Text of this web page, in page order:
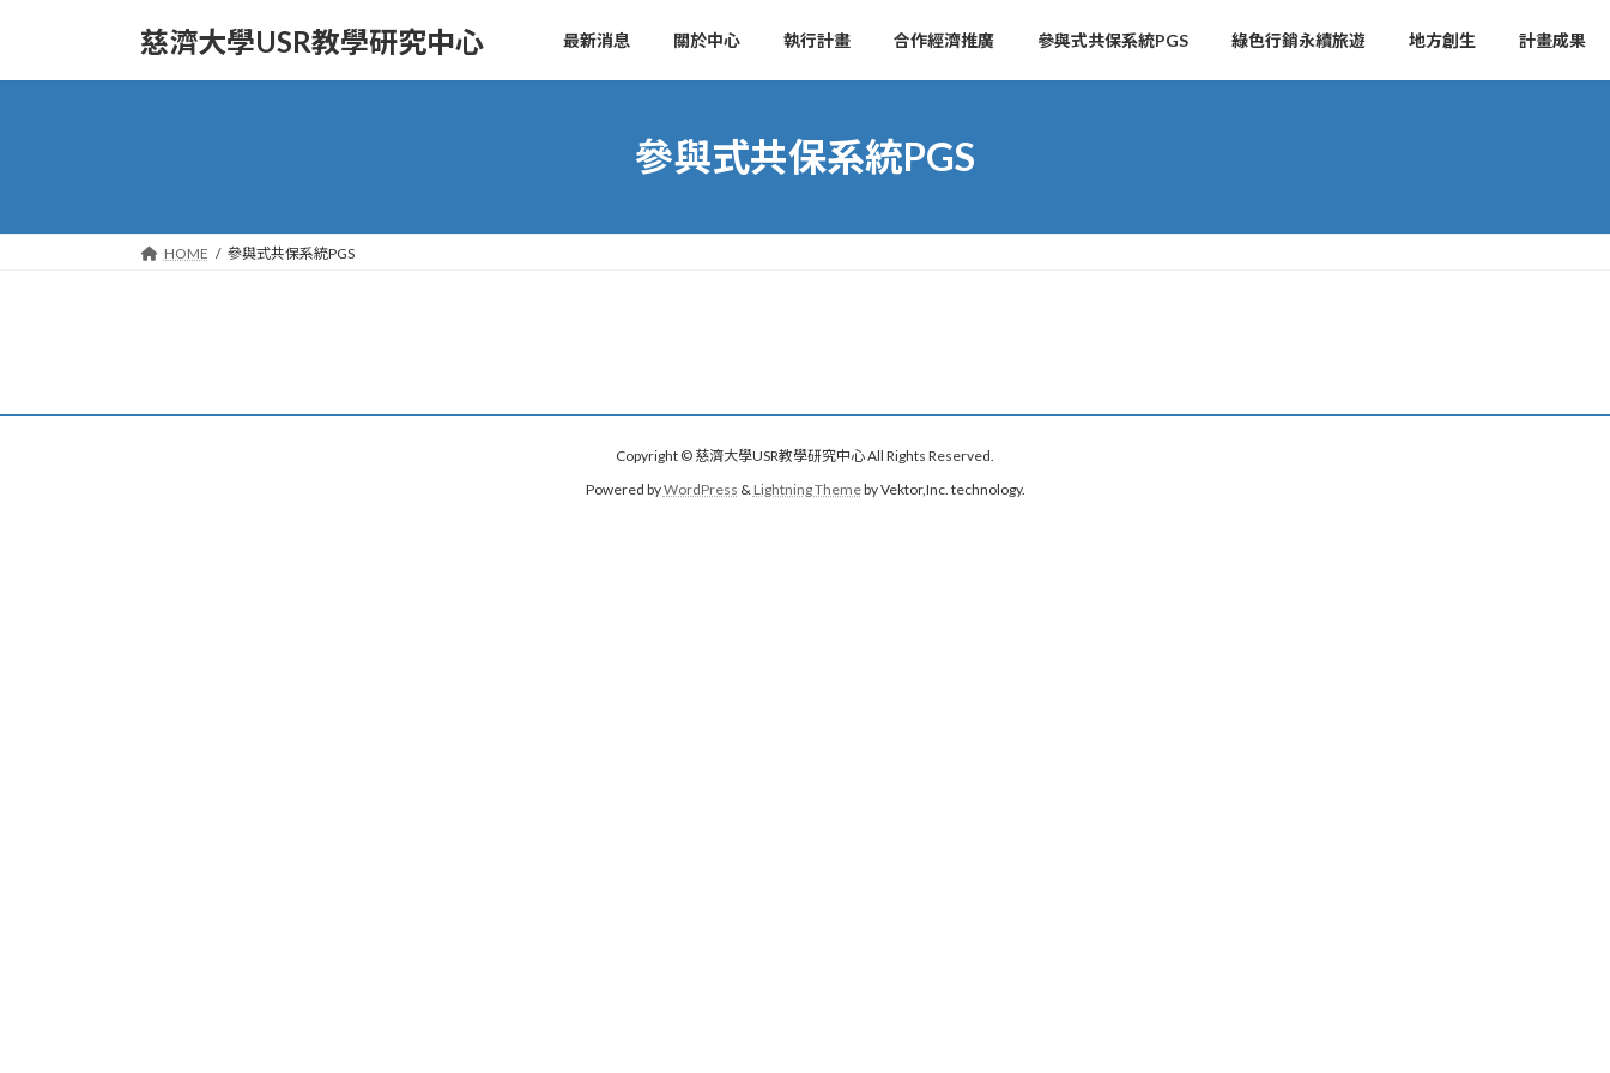
content
Navigation
慈濟大學USR教學研究中心 最新消息 關於中心 執行計畫 合作經濟推廣 參與式共保系統PGS 綠色行銷永續旅遊 地方創生 計畫成果
參與式共保系統PGS
HOME 參與式共保系統PGS
Copyright © 慈濟大學USR教學研究中心 All Rights Reserved.
Powered byWordPress & Lightning Themeby Vektor,Inc. technology.